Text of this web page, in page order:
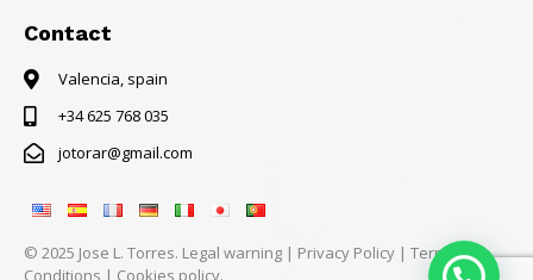
Contact
Valencia, spain
+34 625 768 035
jotorar@gmail.com
© 2025 Jose L. Torres. Legal warning | Privacy Policy | Terms &
Conditions | Cookies policy.